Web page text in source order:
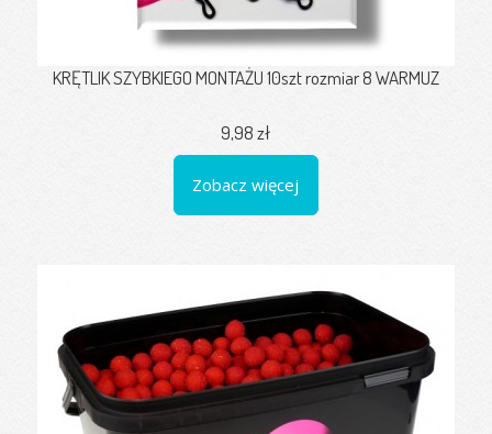
KRĘTLIK SZYBKIEGO MONTAŻU 10szt rozmiar 8 WARMUZ
9,98 zł
Zobacz więcej